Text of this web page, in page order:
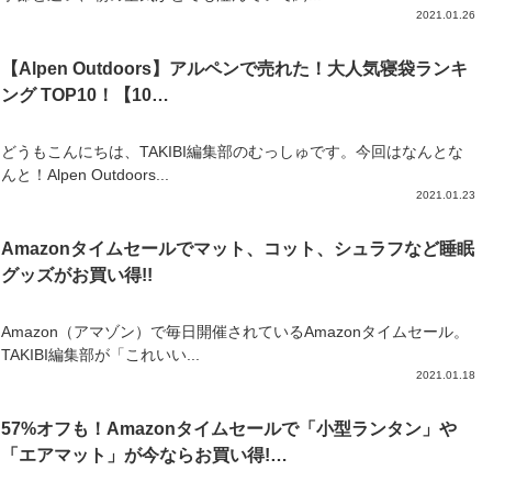
2021.01.26
【Alpen Outdoors】アルペンで売れた！大人気寝袋ランキ
ング TOP10！【10…
どうもこんにちは、TAKIBI編集部のむっしゅです。今回はなんとな
んと！Alpen Outdoors...
2021.01.23
Amazonタイムセールでマット、コット、シュラフなど睡眠
グッズがお買い得!!
Amazon（アマゾン）で毎日開催されているAmazonタイムセール。
TAKIBI編集部が「これいい...
2021.01.18
57%オフも！Amazonタイムセールで「小型ランタン」や
「エアマット」が今ならお買い得!…